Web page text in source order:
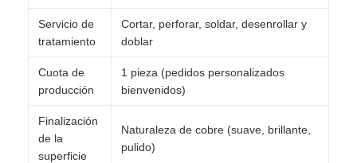
Servicio de
tratamiento
Cortar, perforar, soldar, desenrollar y
doblar
Cuota de
producción
1 pieza (pedidos personalizados
bienvenidos)
Finalización
de la
superficie
Naturaleza de cobre (suave, brillante,
pulido)